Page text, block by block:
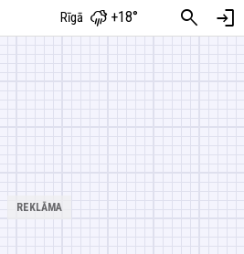
Rīgā +18° search login